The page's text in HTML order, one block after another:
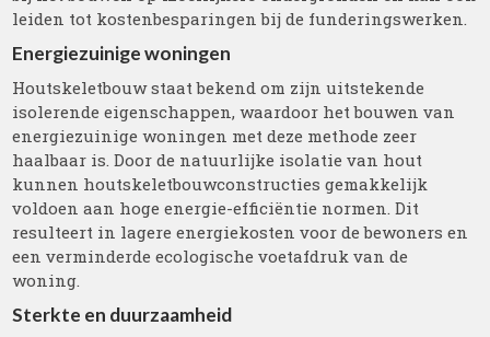
leiden tot kostenbesparingen bij de funderingswerken.
Energiezuinige woningen
Houtskeletbouw staat bekend om zijn uitstekende
isolerende eigenschappen, waardoor het bouwen van
energiezuinige woningen met deze methode zeer
haalbaar is. Door de natuurlijke isolatie van hout
kunnen houtskeletbouwconstructies gemakkelijk
voldoen aan hoge energie-efficiëntie normen. Dit
resulteert in lagere energiekosten voor de bewoners en
een verminderde ecologische voetafdruk van de
woning.
Sterkte en duurzaamheid